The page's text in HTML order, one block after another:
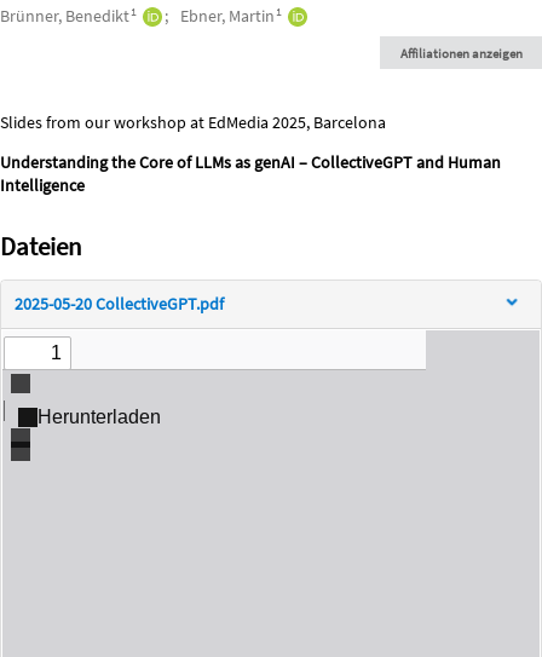
Autor*innen/Ersteller*innen
Brünner, Benedikt1 Ebner, Martin1
Affiliationen anzeigen
Beschreibung
Slides from our workshop at EdMedia 2025, Barcelona
Understanding the Core of LLMs as genAI – CollectiveGPT and Human
Intelligence
Dateien
2025-05-20 CollectiveGPT.pdf